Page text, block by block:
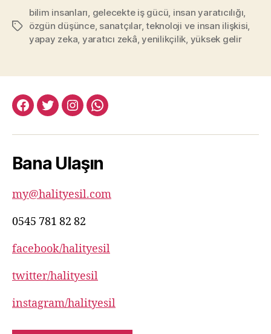
Etiketler
bilim insanları, gelecekte iş gücü, insan yaratıcılığı,
özgün düşünce, sanatçılar,teknoloji ve insan ilişkisi,
yapay zeka, yaratıcı zekâ,yenilikçilik, yüksek gelir
facebook:halityesil
twitter:halityesil
instagram:halityesil
whatsapp:0545
82
Bana Ulaşın
my@halityesil.com
0545 781 82 82
facebook/halityesil
twitter/halityesil
instagram/halityesil